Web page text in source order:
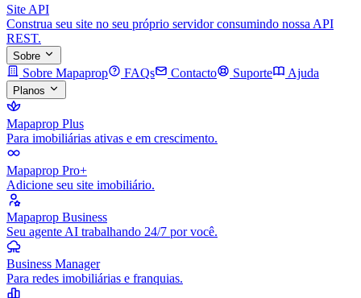
Site API
Construa seu site no seu próprio servidor consumindo nossa API
REST.
Sobre
Sobre Mapaprop FAQs Contacto Suporte Ajuda
Planos
Mapaprop Plus
Para imobiliárias ativas e em crescimento.
Mapaprop Pro+
Adicione seu site imobiliário.
Mapaprop Business
Seu agente AI trabalhando 24/7 por você.
Business Manager
Para redes imobiliárias e franquias.